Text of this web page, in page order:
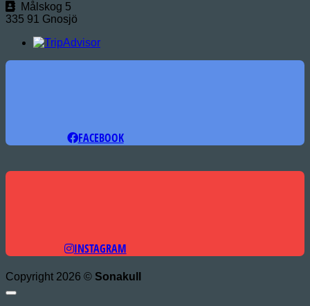
Målskog 5
335 91 Gnosjö
FACEBOOK
INSTAGRAM
Copyright 2026 © Sonakull